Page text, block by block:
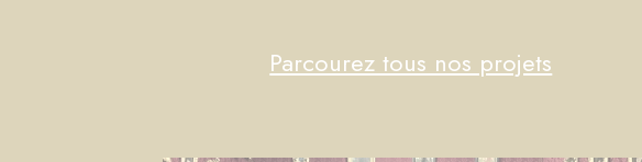
Parcourez tous nos projets